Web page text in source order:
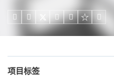
    
项目标签